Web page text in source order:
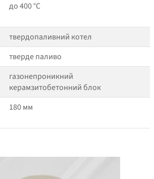
до 400 °C
твердопаливний котел
тверде паливо
газонепроникний
керамзитобетонний блок
180 мм